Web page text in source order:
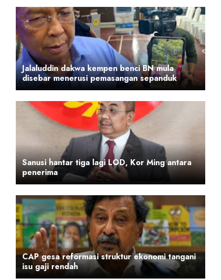
Jalaluddin dakwa kempen benci BN mula
disebar menerusi pemasangan sepanduk
Sanusi hantar tiga lagi LOD, Kor Ming antara
penerima
CAP gesa reformasi struktur ekonomi tangani
isu gaji rendah